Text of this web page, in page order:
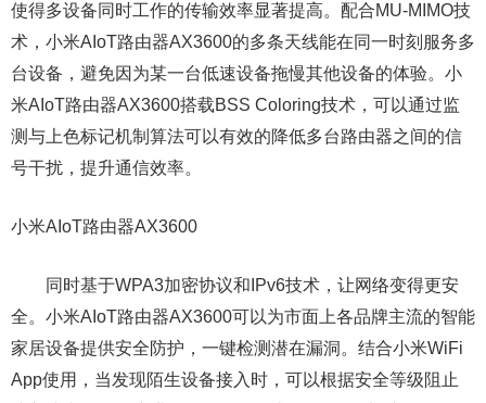
使得多设备同时工作的传输效率显著提高。配合MU-MIMO技
术，小米AIoT路由器AX3600的多条天线能在同一时刻服务多
台设备，避免因为某一台低速设备拖慢其他设备的体验。小
米AIoT路由器AX3600搭载BSS Coloring技术，可以通过监
测与上色标记机制算法可以有效的降低多台路由器之间的信
号干扰，提升通信效率。
小米AIoT路由器AX3600
同时基于WPA3加密协议和IPv6技术，让网络变得更安
全。小米AIoT路由器AX3600可以为市面上各品牌主流的智能
家居设备提供安全防护，一键检测潜在漏洞。结合小米WiFi
App使用，当发现陌生设备接入时，可以根据安全等级阻止